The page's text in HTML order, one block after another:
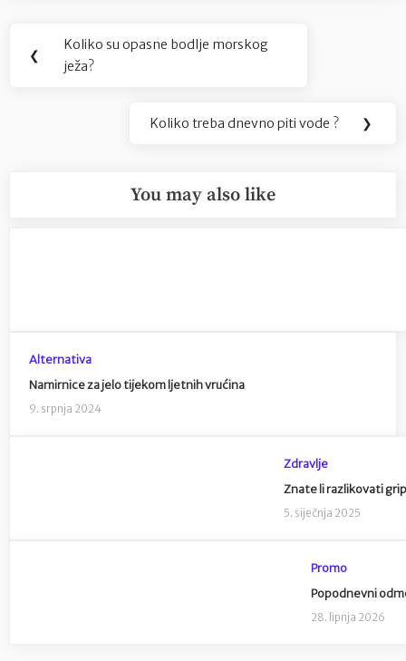
Navigacija
objava
❮
Previous
Post:
Koliko su opasne bodlje morskog
ježa?
Next
Koliko treba dnevno piti vode ? ❯
You may also like
Alternativa
Namirnice za jelo tijekom ljetnih vrućina
9. srpnja 2024
Zdravlje
Znate li razlikovati
5. siječnja 2025
Promo
Popodnevni
28. lipnja 2026